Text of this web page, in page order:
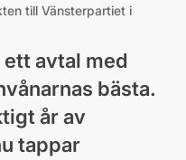
till Vänsterpartiet i
avtal med
bästa.
år av
tappar